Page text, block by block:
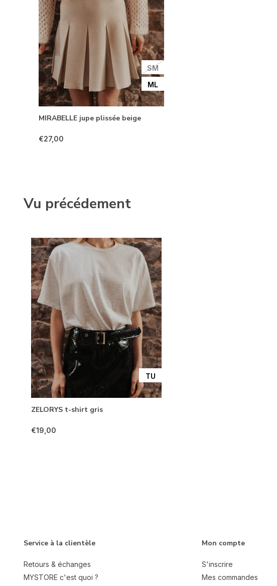
SM
ML
MIRABELLE jupe plissée beige
€27,00
Vu précédement
TU
ZELORYS t-shirt gris
€19,00
Service à la clientèle
Retours & échanges
MYSTORE c'est quoi ?
Mon compte
S'inscrire
Mes commandes